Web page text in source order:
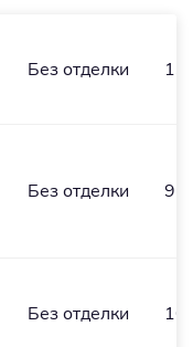
Без отделки
Без отделки
Без отделки